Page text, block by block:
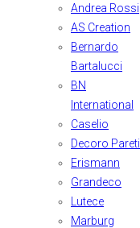
Andrea Rossi
AS Creation
Bernardo
Bartalucci
BN
International
Caselio
Decoro Pareti
Erismann
Grandeco
Lutece
Marburg